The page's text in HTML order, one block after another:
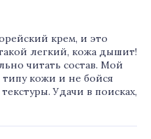
крем, и это
легкий, кожа дышит!
читать состав. Мой
кожи и не бойся
Удачи в поисках,